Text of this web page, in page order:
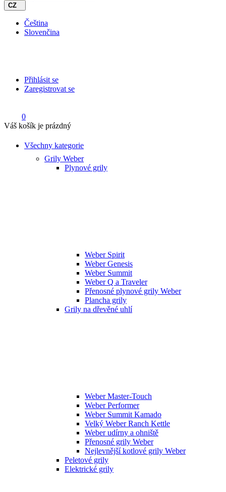
CZ
Čeština
Slovenčina
Přihlásit se
Zaregistrovat se
0
Váš košík je prázdný
Všechny kategorie
Grily Weber
Plynové grily
Weber Spirit
Weber Genesis
Weber Summit
Weber Q a Traveler
Přenosné plynové grily Weber
Plancha grily
Grily na dřevěné uhlí
Weber Master-Touch
Weber Performer
Weber Summit Kamado
Velký Weber Ranch Kettle
Weber udírny a ohniště
Přenosné grily Weber
Nejlevnější kotlové grily Weber
Peletové grily
Elektrické grily